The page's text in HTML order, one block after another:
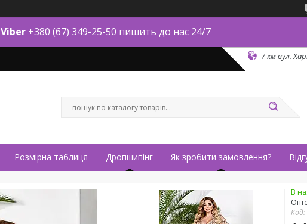
Viber +380 (67) 349-25-50 пишить до нас 24/7
7 км вул.
Розмірна таблиця Дропшипінг Як зробити замовлення?
В
Код: